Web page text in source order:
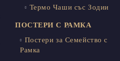
Термо Чаши със Зодии
ПОСТЕРИ С РАМКА
Постери за Семейство с
Рамка